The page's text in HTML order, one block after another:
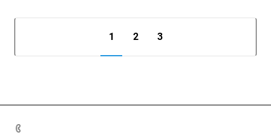
1 2 3